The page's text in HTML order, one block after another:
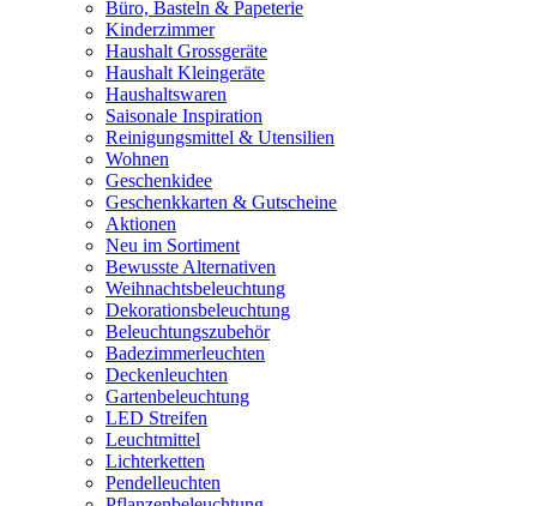
Büro, Basteln & Papeterie
Kinderzimmer
Haushalt Grossgeräte
Haushalt Kleingeräte
Haushaltswaren
Saisonale Inspiration
Reinigungsmittel & Utensilien
Wohnen
Geschenkidee
Geschenkkarten & Gutscheine
Aktionen
Neu im Sortiment
Bewusste Alternativen
Weihnachtsbeleuchtung
Dekorationsbeleuchtung
Beleuchtungszubehör
Badezimmerleuchten
Deckenleuchten
Gartenbeleuchtung
LED Streifen
Leuchtmittel
Lichterketten
Pendelleuchten